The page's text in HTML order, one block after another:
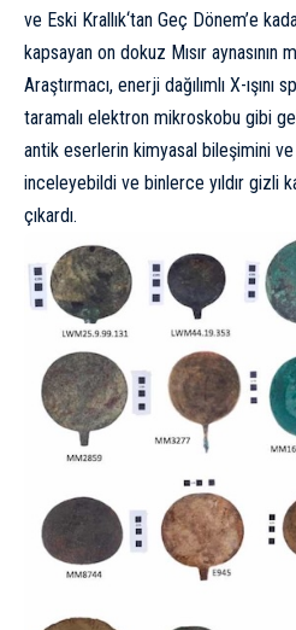
ve Eski Krallık‘tan Geç Dönem’e
kapsayan on dokuz Mısır aynasının
Araştırmacı, enerji dağılımlı X-
taramalı elektron mikroskobu gibi
antik eserlerin kimyasal bileşimini ve
inceleyebildi ve binlerce yıldır gizli
çıkardı.